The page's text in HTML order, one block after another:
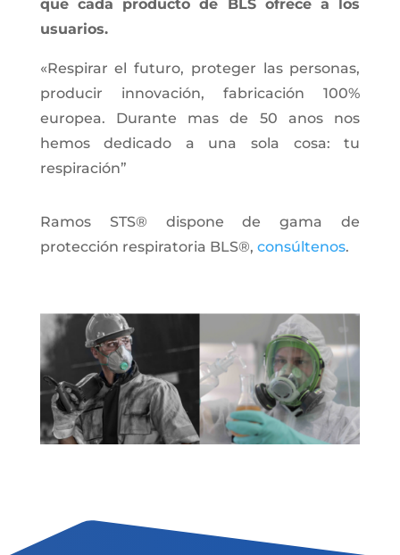
que cada producto de BLS ofrece a los
usuarios.
«Respirar el futuro, proteger las personas,
producir innovación, fabricación 100%
europea. Durante mas de 50 anos nos
hemos dedicado a una sola cosa: tu
respiración”
Ramos STS® dispone de gama de
protección respiratoria BLS®, consúltenos.